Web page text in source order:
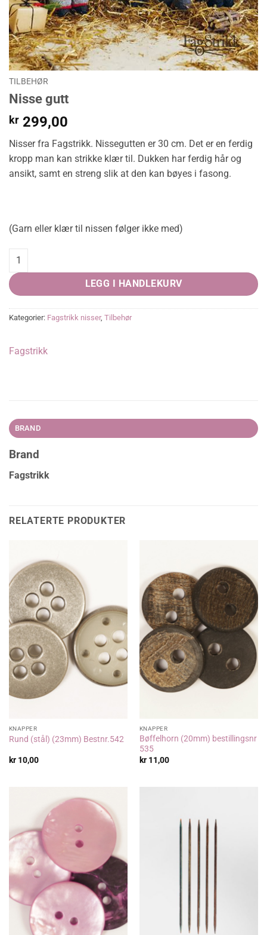
TILBEHØR
Nisse gutt
kr 299,00
Nisser fra Fagstrikk. Nissegutten er 30 cm. Det er en ferdig
kropp man kan strikke klær til. Dukken har ferdig hår og
ansikt, samt en streng slik at den kan bøyes i fasong.
(Garn eller klær til nissen følger ikke med)
Nisse gutt quantity
LEGG I HANDLEKURV
Kategorier: Fagstrikk nisser, Tilbehør
Fagstrikk
BRAND
Brand
Fagstrikk
RELATERTE PRODUKTER
KNAPPER
Rund (stål) (23mm) Bestnr.542
kr10,00
KNAPPER
Bøffelhorn (20mm) bestillingsnr
535
kr11,00